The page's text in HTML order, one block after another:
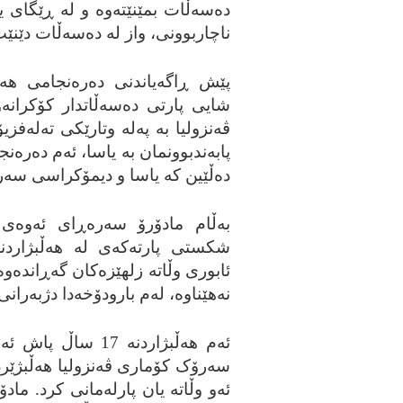
ده‌سه‌ڵات بمێنێته‌وه‌ و له‌
ناچاربوونی، واز له‌ ده‌سه‌ڵات
پێش ڕاگه‌یاندنی ده‌ره‌نجامی
شایی پارتی ده‌سه‌ڵاتدار
ڤه‌نزولیا به‌ په‌له‌ وتارێکی
پابه‌ندبوونمان به‌ یاسا، ئه‌م
ده‌ڵێین که‌ یاسا و دیمۆکراسی
به‌ڵام مادۆرۆ سه‌ره‌ڕای
شکستی پارته‌که‌ی له‌
ئابوری وڵاته‌ زلهێزه‌کان
نه‌هێناوه‌، له‌م بارودۆخه‌دا
ئه‌م
سه‌رۆک کۆماری ڤه‌نزولیا